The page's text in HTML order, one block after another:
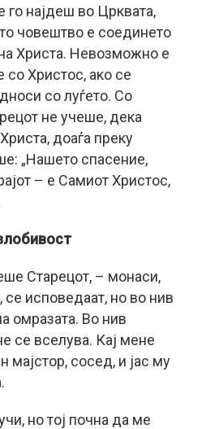
го најдеш во Црквата,
човештво е соединето
Христа. Невозможно е
Христос, ако се
со луѓето. Со
не учеше, дека
доаѓа преку
„Нашето спасение,
– е Самиот Христос,
Старецот, – монаси,
се исповедаат, но во нив
омразата. Во нив
се вселува. Кај мене
мајстор, сосед, и јас му
но тој почна да ме